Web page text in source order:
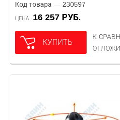
Код товара — 230597
ЦЕНА 16 257 РУБ.
КУПИТЬ
К